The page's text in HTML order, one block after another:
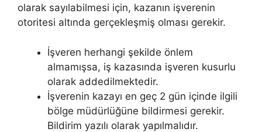
olarak sayılabilmesi için, kazanın işverenin
otoritesi altında gerçekleşmiş olması gerekir.
İşveren herhangi şekilde önlem
almamışsa, iş kazasında işveren kusurlu
olarak addedilmektedir.
İşverenin kazayı en geç 2 gün içinde ilgili
bölge müdürlüğüne bildirmesi gerekir.
Bildirim yazılı olarak yapılmalıdır.